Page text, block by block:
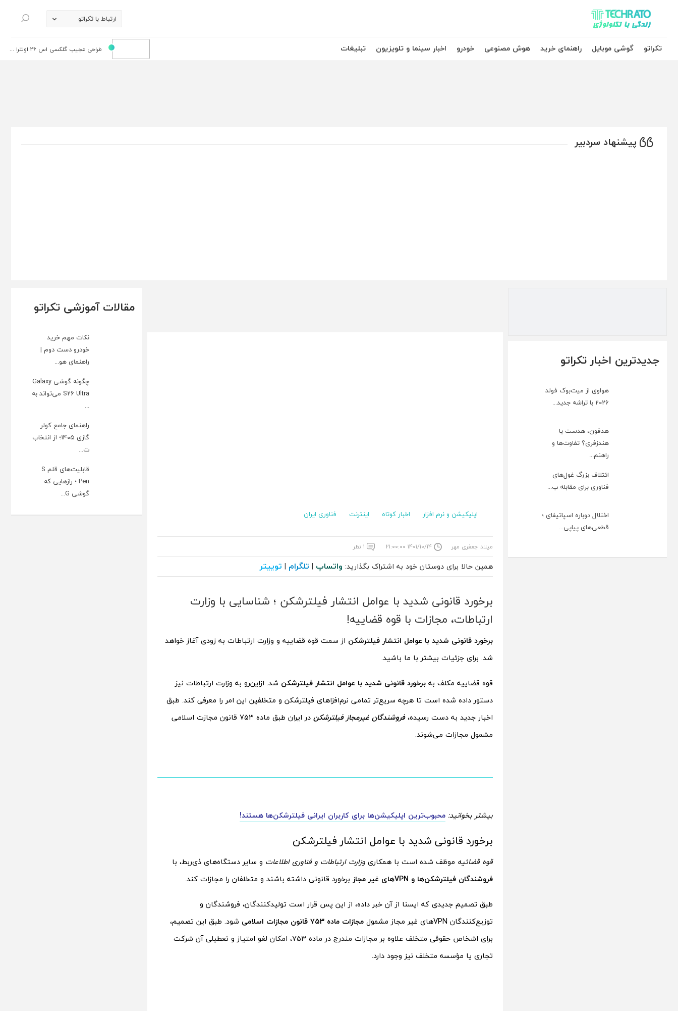
تکراتو – زندگی با تکنولوژی ارتباط با تکراتو
جستجو
تکراتو
گوشی موبایل راهنمای خرید هوش مصنوعی خودرو اخبار سینما و تلویزیون تبلیغات طراحی عجیب گلکسی اس 26 اولترا ...
پیشنهاد سردبیر
جدیدترین اخبار تکراتو
هواوی از میت‌بوک فولد
2026 با تراشه جدید...
هدفون، هدست یا
هندزفری؟ تفاوت‌ها و
راهنم...
ائتلاف بزرگ غول‌های
فناوری برای مقابله ب...
اختلال دوباره اسپاتیفای ؛
قطعی‌های پیاپی...
اپلیکیشن و نرم افزار اخبار کوتاه اینترنت فناوری ایران
میلاد جعفری مهر ۱۴۰۱/۱۰/۱۴ ۲۱:۰۰:۰۰ ۱ نظر
همین حالا برای دوستان خود به اشتراک بگذارید: واتساپ | تلگرام | توییتر
برخورد قانونی شدید با عوامل انتشار فیلترشکن ؛‌ شناسایی با وزارت
ارتباطات، مجازات با قوه قضاییه!
برخورد قانونی شدید با عوامل انتشار فیلترشکن از سمت قوه قضاییه و وزارت ارتباطات به زودی آغاز خواهد
شد. برای جزئیات بیشتر با ما باشید.
قوه قضاییه مکلف به برخورد قانونی شدید با عوامل انتشار فیلترشکن شد. ازاین‌رو به وزارت ارتباطات نیز
دستور داده شده است تا هرچه سریع‌تر تمامی نرم‌افزاهای فیلترشکن و متخلفین این امر را معرفی کند. طبق
اخبار جدید به دست رسیده،فروشندگان غیرمجاز فیلترشکن
در ایران طبق ماده 753 قانون مجازت اسلامی
مشمول مجازات می‌شوند.
بیشتر بخوانید: محبوب‌ترین اپلیکیشن‌ها برای کاربران ایرانی فیلترشکن‌ها هستند!
برخورد قانونی شدید با عوامل انتشار فیلترشکن
قوه قضائیه موظف شده است با همکاری وزارت ارتباطات و فناوری اطلاعات و سایر دستگاه‌های ذی‌ربط، با
فروشندگان فیلترشکن‌ها و VPNهای غیر مجاز
برخورد قانونی داشته باشند و متخلفان را مجازات کند.
طبق تصمیم جدیدی که ایسنا از آن خبر داده، از این پس قرار است تولیدکنندگان، فروشندگان و
توزیع‌کنندگان VPNهای غیر مجاز مشمول
مجازات ماده ۷۵۳ قانون مجازات اسلامی
شود. طبق این تصمیم،
برای اشخاص حقوقی متخلف علاوه بر مجازات مندرج در ماده ۷۵۳، امکان لغو امتیاز و تعطیلی آن شرکت
تجاری یا مؤسسه متخلف نیز وجود دارد.
مقالات آموزشی تکراتو
نکات مهم خرید
خودرو دست دوم |
راهنمای هو...
چگونه گوشی Galaxy
S26 Ultra می‌تواند به
...
راهنمای جامع کولر
گازی ۱۴۰۵؛ از انتخاب
ت...
قابلیت‌های قلم S
Pen ؛ رازهایی که
گوشی G...